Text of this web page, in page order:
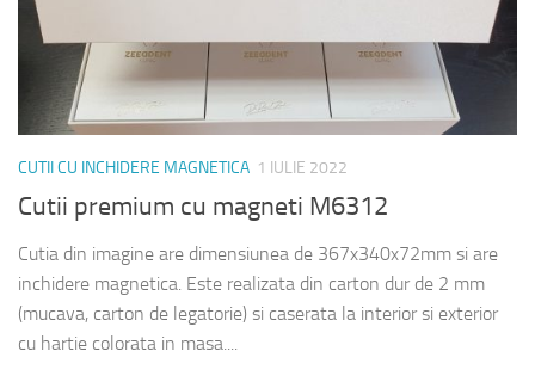
CUTII CU INCHIDERE MAGNETICA 1 IULIE 2022
Cutii premium cu magneti M6312
Cutia din imagine are dimensiunea de 367x340x72mm si are
inchidere magnetica. Este realizata din carton dur de 2 mm
(mucava, carton de legatorie) si caserata la interior si exterior
cu hartie colorata in masa....